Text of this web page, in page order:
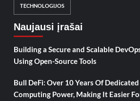
TECHNOLOGIJOS
Naujausi įrašai
Building a Secure and Scalable
Using Open-Source Tools
Bull DeFi: Over 10 Years Of
Computing Power, Making It Easier